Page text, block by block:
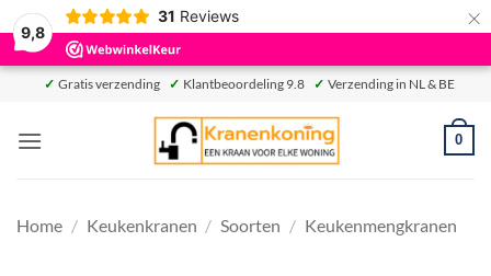
9,8
31 Reviews ×
Ga
inhoud
✓ Gratis verzending ✓ Klantbeoordeling 9.8 ✓ Verzending in NL & BE
0
Home / Keukenkranen / Soorten / Keukenmengkranen